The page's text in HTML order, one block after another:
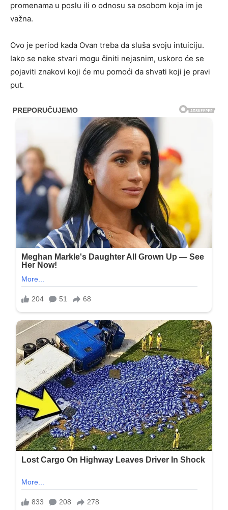
promenama u poslu ili o odnosu sa osobom koja im je
važna.
Ovo je period kada Ovan treba da sluša svoju intuiciju.
Iako se neke stvari mogu činiti nejasnim, uskoro će se
pojaviti znakovi koji će mu pomoći da shvati koji je pravi
put.